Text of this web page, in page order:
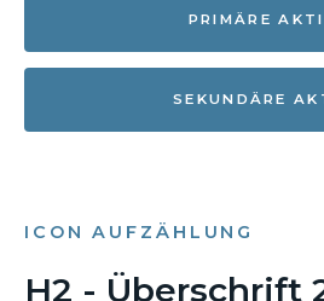
PRIMÄRE
SEKUNDÄRE
ICON AUFZÄHLUNG
H2 - Überschrift